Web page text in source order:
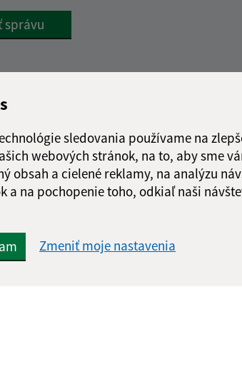
sledovania používame na
webových stránok, na to, aby sme
obsah a cielené reklamy, na analýzu
a na pochopenie toho, odkiaľ naši
Zmeniť moje nastavenia
Response
správu